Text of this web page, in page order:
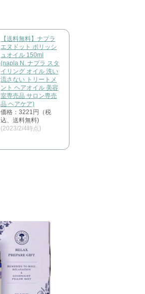
【送料無料】ナプラ
エヌドット ポリッシ
ュオイル 150ml
(napla N. ナプラ スタ
イリング オイル 洗い
流さない トリートメ
ント ヘアオイル 美容
室専売品 サロン専売
品 ヘアケア)
価格：3221円（税
込、送料無料)
(2023/2/4時点)